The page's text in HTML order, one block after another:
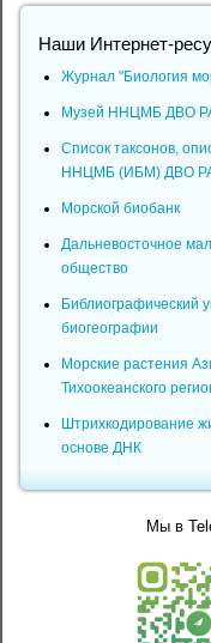
Наши Интернет-
Журнал "Биология
Музей ННЦМБ ДВО
Список таксонов,
ННЦМБ (ИБМ) ДВО
Морской биобанк
Дальневосточное
общество
Библиографический
биогеографии
Морские растения
Тихоокеанского
Штрихкодирование
основе ДНК
Мы в